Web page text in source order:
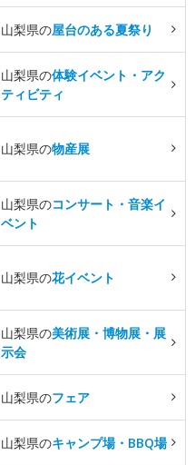
山梨県の屋台のある夏祭り
山梨県の体験イベント・アク
ティビティ
山梨県の物産展
山梨県のコンサート・音楽イ
ベント
山梨県の花イベント
山梨県の美術展・博物展・展
示会
山梨県のフェア
山梨県のキャンプ場・BBQ場